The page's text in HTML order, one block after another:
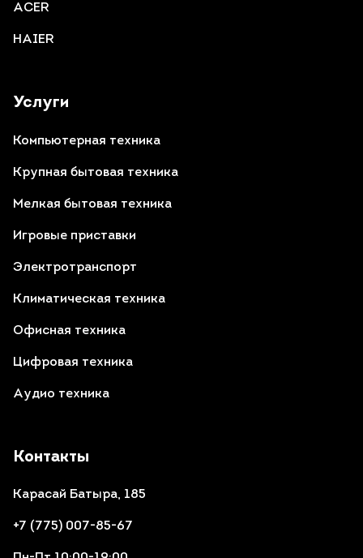
Контакты
Карасай Батыра, 185
+7 (775) 007-85-67
Услуги
Компьютерная техника
Крупная бытовая техника
Мелкая бытовая техника
Игровые приставки
Электротранспорт
Климатическая техника
Офисная техника
Цифровая техника
Аудио техника
ACER
HAIER